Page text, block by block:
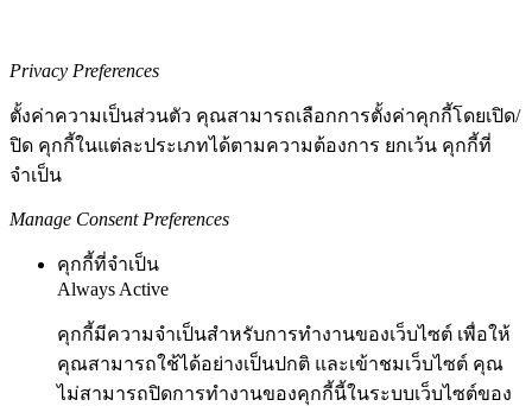
Privacy Preferences
ตั้งค่าความเป็นส่วนตัว คุณสามารถเลือกการตั้งค่าคุกกี้โดยเปิด/
ปิด คุกกี้ในแต่ละประเภทได้ตามความต้องการ ยกเว้น คุกกี้ที่
จำเป็น
Manage Consent Preferences
คุกกี้ที่จำเป็น
Always Active
คุกกี้มีความจำเป็นสำหรับการทำงานของเว็บไซต์ เพื่อให้
คุณสามารถใช้ได้อย่างเป็นปกติ และเข้าชมเว็บไซต์ คุณ
ไม่สามารถปิดการทำงานของคุกกี้นี้ในระบบเว็บไซต์ของ